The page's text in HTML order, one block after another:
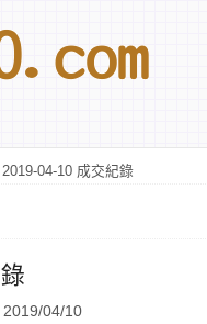
04-10 成交紀錄
2019/04/10